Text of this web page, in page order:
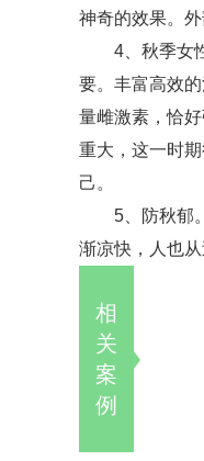
神奇的效果。
4、秋季女
要。丰富高效
量雌激素，恰
重大，这一时
己。
5、防秋郁
渐凉快，人也
相
关
案
例